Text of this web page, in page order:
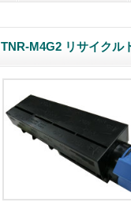
TNR-M4G2 リサイクル